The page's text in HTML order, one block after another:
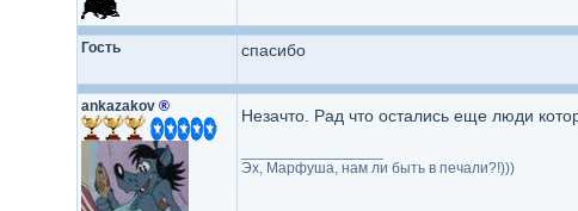
Гость спасибо
ankazakov ® Незачто. Рад что остались еще люди
Эх, Марфуша, нам ли быть в печали?!)))